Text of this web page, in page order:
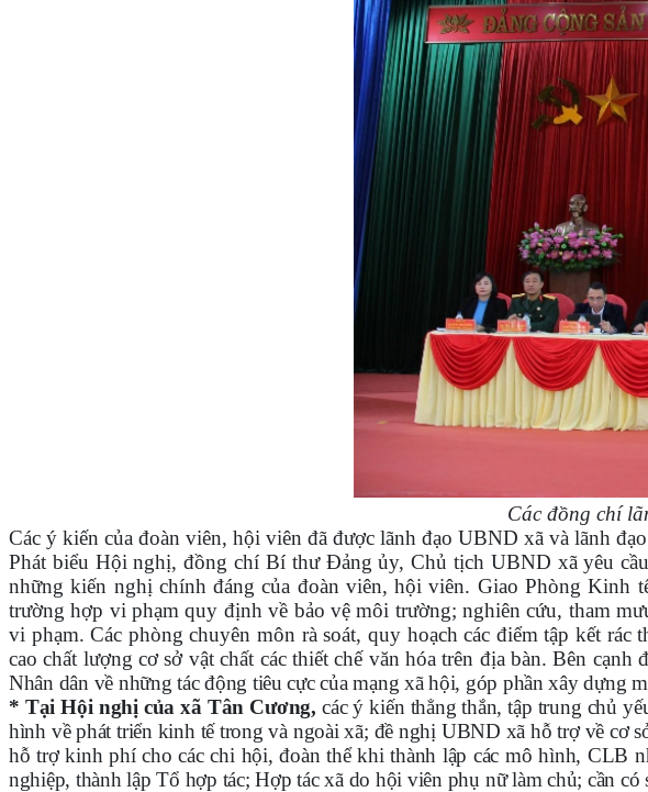
Các đồng chí
Các ý kiến của đoàn viên, hội viên đã được lãnh đạo UBND xã và lãnh
Phát biểu Hội nghị, đồng chí Bí thư Đảng ủy, Chủ tịch UBND xã yêu
những kiến nghị chính đáng của đoàn viên, hội viên. Giao Phòng
trường hợp vi phạm quy định về bảo vệ môi trường; nghiên cứu, tham
vi phạm. Các phòng chuyên môn rà soát, quy hoạch các điểm tập kết
cao chất lượng cơ sở vật chất các thiết chế văn hóa trên địa bàn. Bên
Nhân dân về những tác động tiêu cực của mạng xã hội, góp phần xây dựng
* Tại Hội nghị của xã Tân Cương,các ý kiến thẳng thắn, tập trung chủ
hình về phát triển kinh tế trong và ngoài xã; đề nghị UBND xã hỗ trợ về cơ
hỗ trợ kinh phí cho các chi hội, đoàn thể khi thành lập các mô hình, CLB
nghiệp, thành lập Tổ hợp tác; Hợp tác xã do hội viên phụ nữ làm chủ; cần